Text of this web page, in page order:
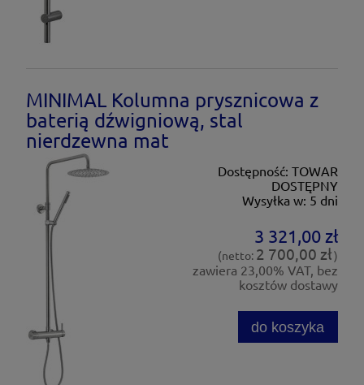
MINIMAL Kolumna prysznicowa z
baterią dźwigniową, stal
nierdzewna mat
Dostępność: TOWAR
DOSTĘPNY
Wysyłka w: 5 dni
3 321,00 zł
(netto: 2 700,00 zł)
zawiera 23,00% VAT, bez
kosztów dostawy
do koszyka